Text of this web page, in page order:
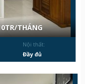
THÁNG
Nội thất:
Đầy đủ